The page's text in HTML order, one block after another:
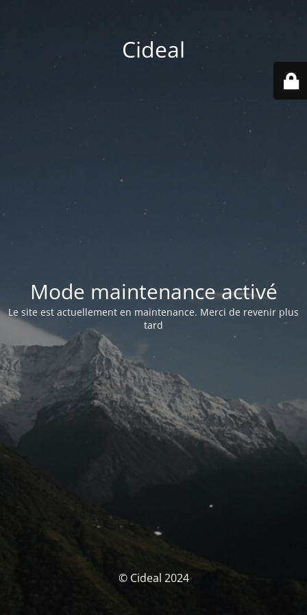
Cideal
Mode maintenance activé
Le site est actuellement en maintenance. Merci de revenir plus
tard
© Cideal 2024